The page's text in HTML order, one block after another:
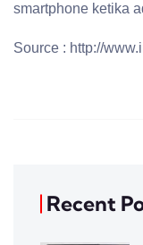
smartphone ketika
Source : http://
Recent